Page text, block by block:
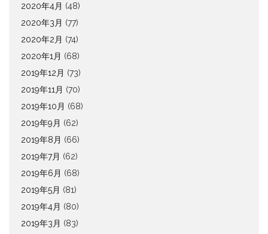
2020年4月 (48)
2020年3月 (77)
2020年2月 (74)
2020年1月 (68)
2019年12月 (73)
2019年11月 (70)
2019年10月 (68)
2019年9月 (62)
2019年8月 (66)
2019年7月 (62)
2019年6月 (68)
2019年5月 (81)
2019年4月 (80)
2019年3月 (83)